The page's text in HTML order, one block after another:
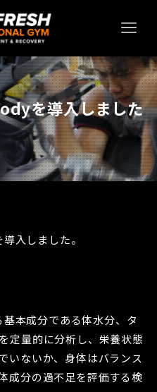
を導入しました
入しました。
本成分である体水分、タ
定量的に分析し、栄養状態
いないか、身体はバランス
成分の過不足を評価する検